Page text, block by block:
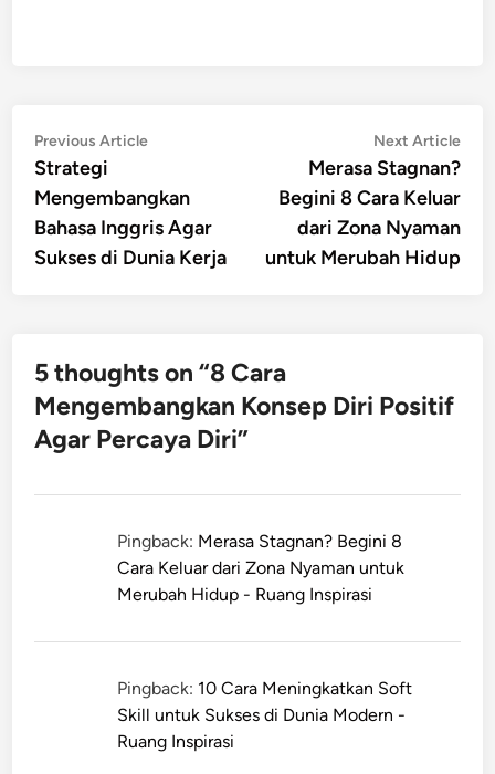
Post
navigation
Previous ArticlePrevious
Strategi
Mengembangkan
Bahasa Inggris Agar
Sukses di Dunia Kerja
Next Article
Merasa Stagnan?
Begini 8 Cara Keluar
dari Zona Nyaman
untuk Merubah Hidup
5 thoughts on “8 Cara
Mengembangkan Konsep Diri Positif
Agar Percaya Diri”
Pingback: Merasa Stagnan? Begini 8
Cara Keluar dari Zona Nyaman untuk
Merubah Hidup - Ruang Inspirasi
Pingback: 10 Cara Meningkatkan Soft
Skill untuk Sukses di Dunia Modern -
Ruang Inspirasi